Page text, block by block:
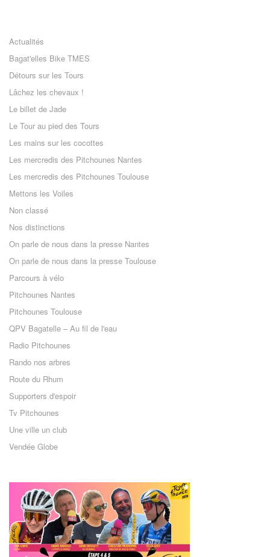
Actualités
Bagat'elles Bike TMES
Détours sur les Tours
Lâchez les chevaux !
Le billet de Jade
Le Tour au pied des Tours
Les mains sur les cocottes
Les mercredis des Pitchounes Nantes
Les mercredis des Pitchounes Toulouse
Mettons les Voiles
Non classé
Nos distinctions
On parle de nous dans la presse Nantes
On parle de nous dans la presse Toulouse
Parcours à vélo
Pitchounes Nantes
Pitchounes Toulouse
QPV Bagatelle – Au fil de l'eau
Radio Pitchounes
Rando nos arbres
Route du Rhum
Supporters d'espoir
Tv Pitchounes
Une ville un club
Vendée Globe